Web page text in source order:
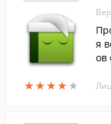
★★★★ ★
★★★★ ★
я
ов